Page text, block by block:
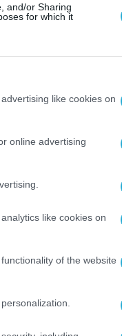
and/or Sharing
for which it
like cookies on
online advertising
like cookies on
of the website
στο
θέσεις στο
ενώ ο
να
τα έσοδά
πλήρης
των